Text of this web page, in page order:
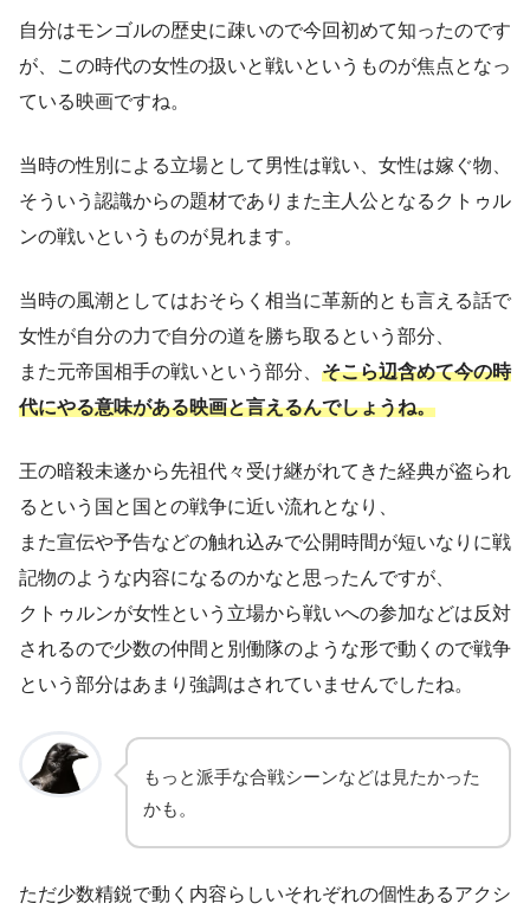
自分はモンゴルの歴史に疎いので今回初めて知ったのです
が、この時代の女性の扱いと戦いというものが焦点となっ
ている映画ですね。
当時の性別による立場として男性は戦い、女性は嫁ぐ物、
そういう認識からの題材でありまた主人公となるクトゥル
ンの戦いというものが見れます。
当時の風潮としてはおそらく相当に革新的とも言える話で
女性が自分の力で自分の道を勝ち取るという部分、
また元帝国相手の戦いという部分、 そこら辺含めて今の時
代にやる意味がある映画と言えるんでしょうね。
王の暗殺未遂から先祖代々受け継がれてきた経典が盗られ
るという国と国との戦争に近い流れとなり、
また宣伝や予告などの触れ込みで公開時間が短いなりに戦
記物のような内容になるのかなと思ったんですが、
クトゥルンが女性という立場から戦いへの参加などは反対
されるので少数の仲間と別働隊のような形で動くので戦争
という部分はあまり強調はされていませんでしたね。
もっと派手な合戦シーンなどは見たかった
かも。
ただ少数精鋭で動く内容らしいそれぞれの個性あるアクシ